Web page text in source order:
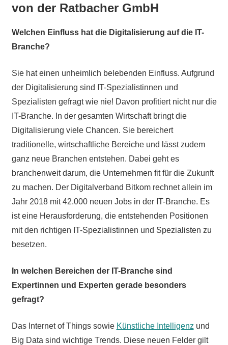
von der Ratbacher GmbH
Welchen Einfluss hat die Digitalisierung auf die IT-
Branche?
Sie hat einen unheimlich belebenden Einfluss. Aufgrund
der Digitalisierung sind IT-Spezialistinnen und
Spezialisten gefragt wie nie! Davon profitiert nicht nur die
IT-Branche. In der gesamten Wirtschaft bringt die
Digitalisierung viele Chancen. Sie bereichert
traditionelle, wirtschaftliche Bereiche und lässt zudem
ganz neue Branchen entstehen. Dabei geht es
branchenweit darum, die Unternehmen fit für die Zukunft
zu machen. Der Digitalverband Bitkom rechnet allein im
Jahr 2018 mit 42.000 neuen Jobs in der IT-Branche. Es
ist eine Herausforderung, die entstehenden Positionen
mit den richtigen IT-Spezialistinnen und Spezialisten zu
besetzen.
In welchen Bereichen der IT-Branche sind
Expertinnen und Experten gerade besonders
gefragt?
Das Internet of Things sowie Künstliche Intelligenz und
Big Data sind wichtige Trends. Diese neuen Felder gilt